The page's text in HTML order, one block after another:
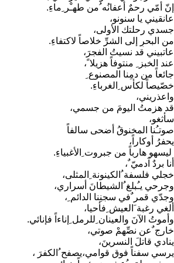
إنّ أمّي رحمٌ أعفانُه ُمن طهـْر ِماءِ.
عانقيني يا سنونو،
جسدي رحلتك الأولى،
من البحرِ إلى الشرِّ خلاصاً لاكتفاءِ.
عاتبيني قد نسيتُ الفجرَ،
عند الخبز ِ منتوفاً هزيلا ً،
جائعاً من دمِنا المصنوع ِ
خصّيصاً لكأس ِالغرباءِ.
واعذريني،
قد هزمتُ اليومَ من جسمي،
سأثغو،
صوتـُنا المخنوقُ أضحى سالفاً
يحفرُ أوكاراً،
ليسهو هارباً من جبروت ِالأغبياءِ.
أنا بردٌ آدميّ ٌ،
خجلي فلسفة ُالكينونة ِالمثلى،
وجرحي يـُبلغ ُالشيطانَ أسراري،
وجدّي قمر ٌفي سجنِنا الدائم ِ،
ألغي رغبة َالعيش ِفأحيا،
وأموتُ الآنَ والعينان ِللرمل ِإناءاً فإنائي.
خارج ٌعن نصِّهمْ صوتي،
ينادي قاتلَ النسرينَ،
يرسي سفناً فوق قوامي،يصفح ُالكفرَ ،